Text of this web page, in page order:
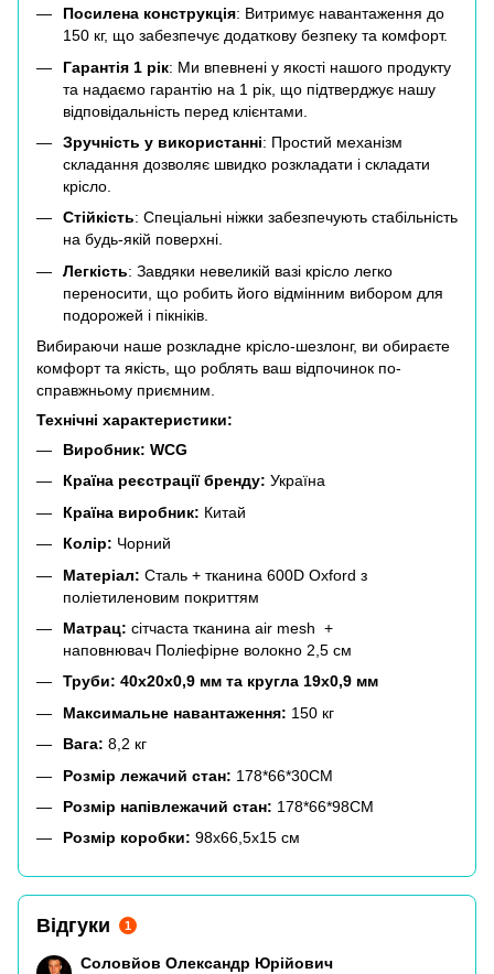
Посилена конструкція: Витримує навантаження до
150 кг, що забезпечує додаткову безпеку та комфорт.
Гарантія 1 рік: Ми впевнені у якості нашого продукту
та надаємо гарантію на 1 рік, що підтверджує нашу
відповідальність перед клієнтами.
Зручність у використанні: Простий механізм
складання дозволяє швидко розкладати і складати
крісло.
Стійкість: Спеціальні ніжки забезпечують стабільність
на будь-якій поверхні.
Легкість: Завдяки невеликій вазі крісло легко
переносити, що робить його відмінним вибором для
подорожей і пікніків.
Вибираючи наше розкладне крісло-шезлонг, ви обираєте
комфорт та якість, що роблять ваш відпочинок по-
справжньому приємним.
Технічні характеристики:
Виробник: WCG
Країна реєстрації бренду: Україна
Країна виробник: Китай
Колір: Чорний
Матеріал: Сталь + тканина 600D Oxford з
поліетиленовим покриттям
Матрац: сітчаста тканина air mesh +
наповнювач Поліефірне волокно 2,5 см
Труби: 40х20х0,9 мм та кругла 19х0,9 мм
Максимальне навантаження: 150 кг
Вага: 8,2 кг
Розмір лежачий стан: 178*66*30CM
Розмір напівлежачий стан: 178*66*98CM
Розмір коробки: 98х66,5х15 см
Відгуки 1
Соловйов Олександр Юрійович